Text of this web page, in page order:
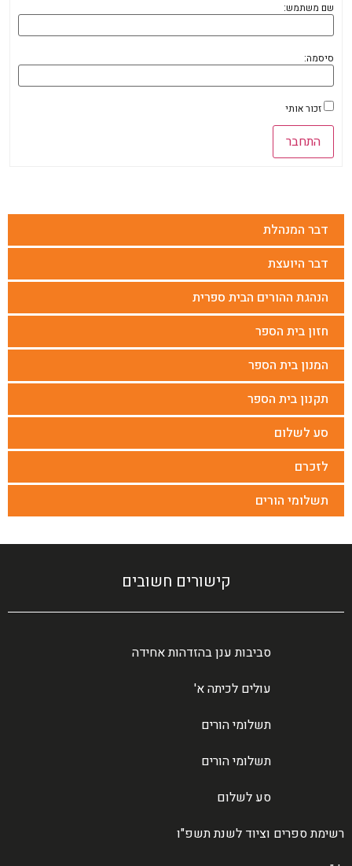
דבר המנהלת
דבר היועצת
הנהגת ההורים הבית ספרית
חזון בית הספר
המנון בית הספר
תקנון בית הספר
סע לשלום
לזכרם
תשלומי הורים
שם משתמש:
סיסמה:
זכור אותי
התחבר
קישורים חשובים
סביבות ענן בהזדהות אחידה
עולים לכיתה א'
תשלומי הורים
תשלומי הורים
סע לשלום
רשימת ספרים וציוד לשנת תשפ"ו